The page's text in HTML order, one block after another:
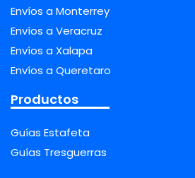
Envíos a Monterrey
Envíos a Veracruz
Envíos a Xalapa
Envíos a Queretaro
Productos
Guías Estafeta
Guías Tresguerras